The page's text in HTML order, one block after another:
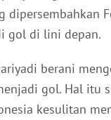
dipersembahkan
gol di lini depan.
berani
gol. Hal itu
kesulitan